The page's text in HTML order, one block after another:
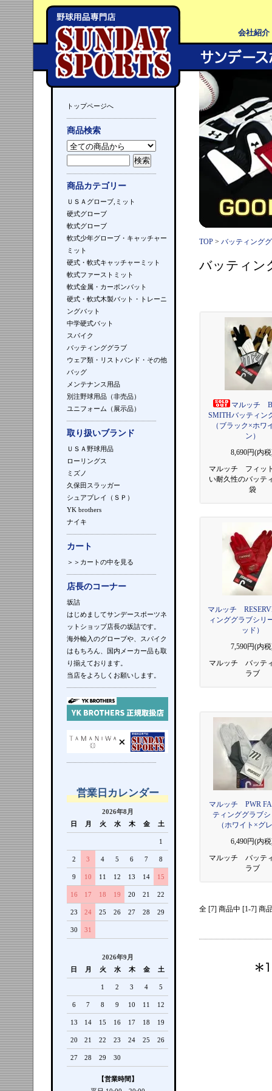
会社紹介
トップページへ
商品検索
商品カテゴリー
ＵＳＡグローブ,ミット
硬式グローブ
軟式グローブ
軟式少年グローブ・キャッチャー
ミット
硬式・軟式キャッチャーミット
軟式ファーストミット
軟式金属・カーボンバット
硬式・軟式木製バット・トレーニ
ングバット
中学硬式バット
スパイク
バッティンググラブ
ウェア類・リストバンド・その他
バッグ
メンテナンス用品
別注野球用品（非売品）
ユニフォーム（展示品）
取り扱いブランド
ＵＳＡ野球用品
ローリングス
ミズノ
久保田スラッガー
シュアプレイ（ＳＰ）
YK brothers
ナイキ
カート
＞＞カートの中を見る
店長のコーナー
坂詰
はじめましてサンデースポーツネ
ットショップ店長の坂詰です。
海外輸入のグローブや、スパイク
はもちろん、国内メーカー品も取
り揃えております。
当店をよろしくお願いします。
営業日カレンダー
2026年8月
日
月 火 水 木 金 土
1
2 3 4 5 6 7 8
9 10 11 12 13 14 15
16 17 18 19 20 21 22
23 24 25 26 27 28 29
30 31
2026年9月
日
月 火 水 木 金 土
1 2 3 4 5
6 7 8 9 10 11 12
13 14 15 16 17 18 19
20 21 22 23 24 25 26
27 28 29 30
【営業時間】
TOP > バッティング
バッティン
マルッチ
SMITHバッティン
（ブラック×ホワ
ン）
8,690円(内
マルッチ フィッ
い耐久性のバッテ
袋
マルッチ
ィンググラブシリ
ッド）
7,590円(内
マルッチ バッテ
ラブ
マルッチ PWR
ティンググラブ
（ホワイト×グ
6,490円(内
マルッチ バッテ
ラブ
全 [7] 商品中 [1-7] 商